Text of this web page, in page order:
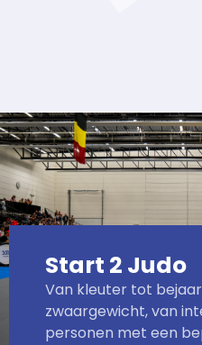
Start 2 Judo
Van kleuter tot
zwaargewicht, van
personen met een